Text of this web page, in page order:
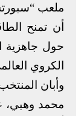
ملعب
أن تمنح
حول جاهزية
الكروي
وأبان
محمد وهبي،